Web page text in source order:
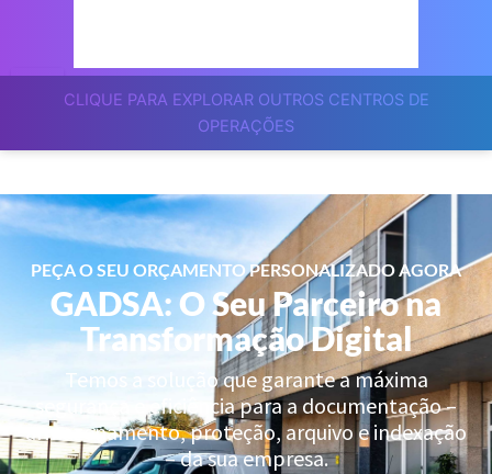
CLIQUE PARA EXPLORAR OUTROS CENTROS DE
OPERAÇÕES
PEÇA O SEU ORÇAMENTO PERSONALIZADO AGORA
GADSA: O Seu Parceiro na
Transformação Digital
Temos a solução que garante a máxima
segurança e eficiência para a documentação –
armazenamento, proteção, arquivo e indexação
– da sua empresa.